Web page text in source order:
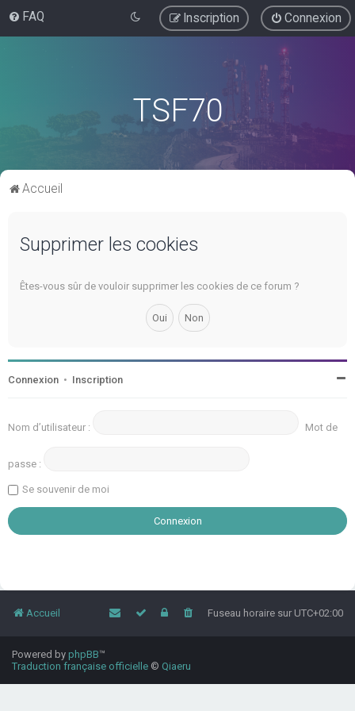
FAQ Connexion
Inscription
TSF70
Accueil
Supprimer les cookies
Êtes-vous sûr de vouloir supprimer les cookies de ce forum ?
Connexion • Inscription
Nom d’utilisateur : Mot de
passe :
Se souvenir de moi
Accueil Fuseau horaire sur UTC+02:00
Powered by phpBB™
Traduction française officielle © Qiaeru